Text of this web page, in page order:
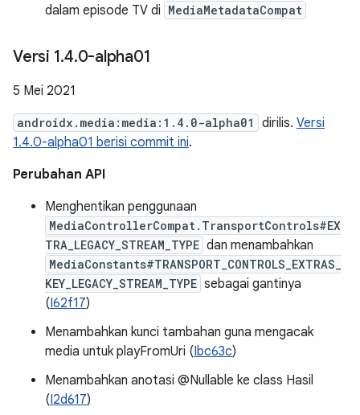
dalam episode TV di MediaMetadataCompat
Versi 1.4.0-alpha01
5 Mei 2021
androidx.media:media:1.4.0-alpha01 dirilis. Versi
1.4.0-alpha01 berisi commit ini.
Perubahan API
Menghentikan penggunaan
MediaControllerCompat.TransportControls#EX
TRA_LEGACY_STREAM_TYPE dan menambahkan
MediaConstants#TRANSPORT_CONTROLS_EXTRAS_
KEY_LEGACY_STREAM_TYPE sebagai gantinya
(I62f17)
Menambahkan kunci tambahan guna mengacak
media untuk playFromUri (Ibc63c)
Menambahkan anotasi @Nullable ke class Hasil
(I2d617)